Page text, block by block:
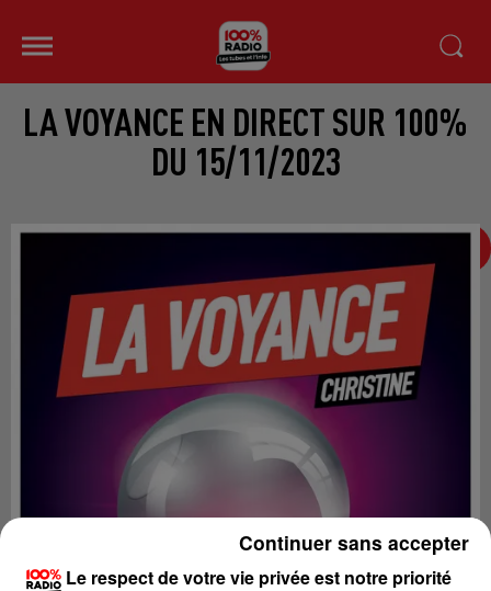
LA VOYANCE EN DIRECT SUR 100%
DU 15/11/2023
Le respect de votre vie privée est notre priorité
Continuer sans accepter